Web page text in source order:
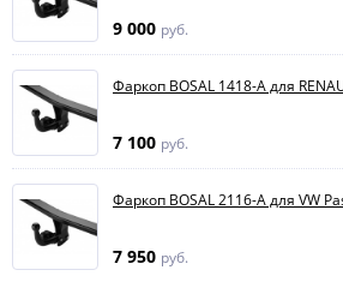
9 000 руб.
Фаркоп BOSAL 1418-A для
7 100 руб.
Фаркоп BOSAL 2116-A для VW
7 950 руб.